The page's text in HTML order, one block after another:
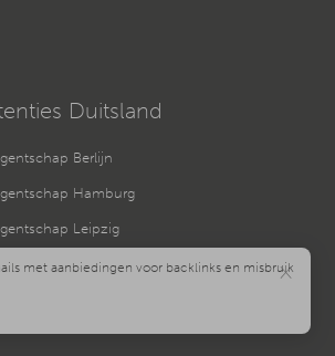
Duitsland
Berlijn
Hamburg
Leipzig
Aken
Augsburg
×